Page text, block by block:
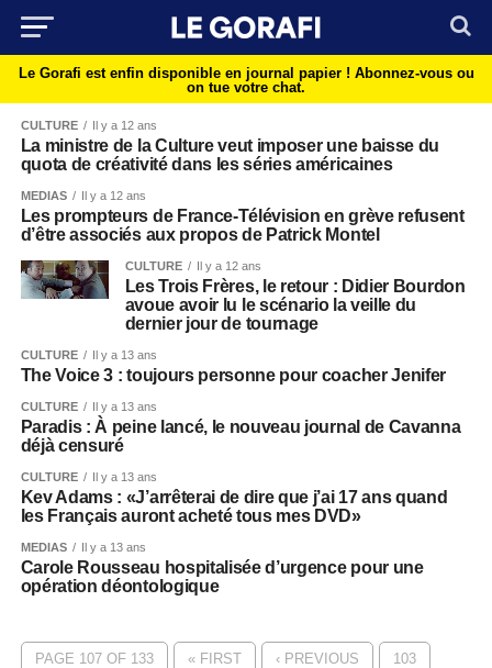
Le Gorafi est enfin disponible en journal papier ! Abonnez-vous ou
on tue votre chat.
CULTURE Il y a 12 ans
La ministre de la Culture veut imposer une baisse du
quota de créativité dans les séries américaines
MEDIAS Il y a 12 ans
Les prompteurs de France-Télévision en grève refusent
d’être associés aux propos de Patrick Montel
CULTURE Il y a 12 ans
Les Trois Frères, le retour : Didier Bourdon
avoue avoir lu le scénario la veille du
dernier jour de tournage
CULTURE Il y a 13 ans
The Voice 3 : toujours personne pour coacher Jenifer
CULTURE Il y a 13 ans
Paradis : À peine lancé, le nouveau journal de Cavanna
déjà censuré
CULTURE Il y a 13 ans
Kev Adams : «J’arrêterai de dire que j’ai 17 ans quand
les Français auront acheté tous mes DVD»
MEDIAS Il y a 13 ans
Carole Rousseau hospitalisée d’urgence pour une
opération déontologique
PAGE 107 OF 133 « FIRST ‹ PREVIOUS 103